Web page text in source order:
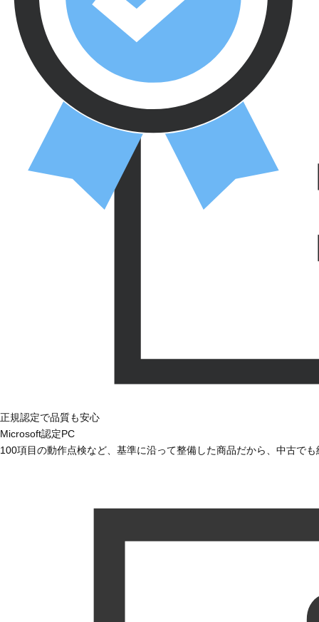
正規認定で品質も安心
Microsoft認定PC
100項目の動作点検など、基準に沿って整備した商品だから、中古で